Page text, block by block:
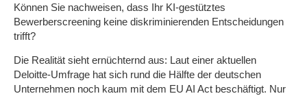
Können Sie nachweisen, dass Ihr KI-gestütztes
Bewerberscreening keine diskriminierenden Entscheidungen
trifft?
Die Realität sieht ernüchternd aus: Laut einer aktuellen
Deloitte-Umfrage hat sich rund die Hälfte der deutschen
Unternehmen noch kaum mit dem EU AI Act beschäftigt. Nur